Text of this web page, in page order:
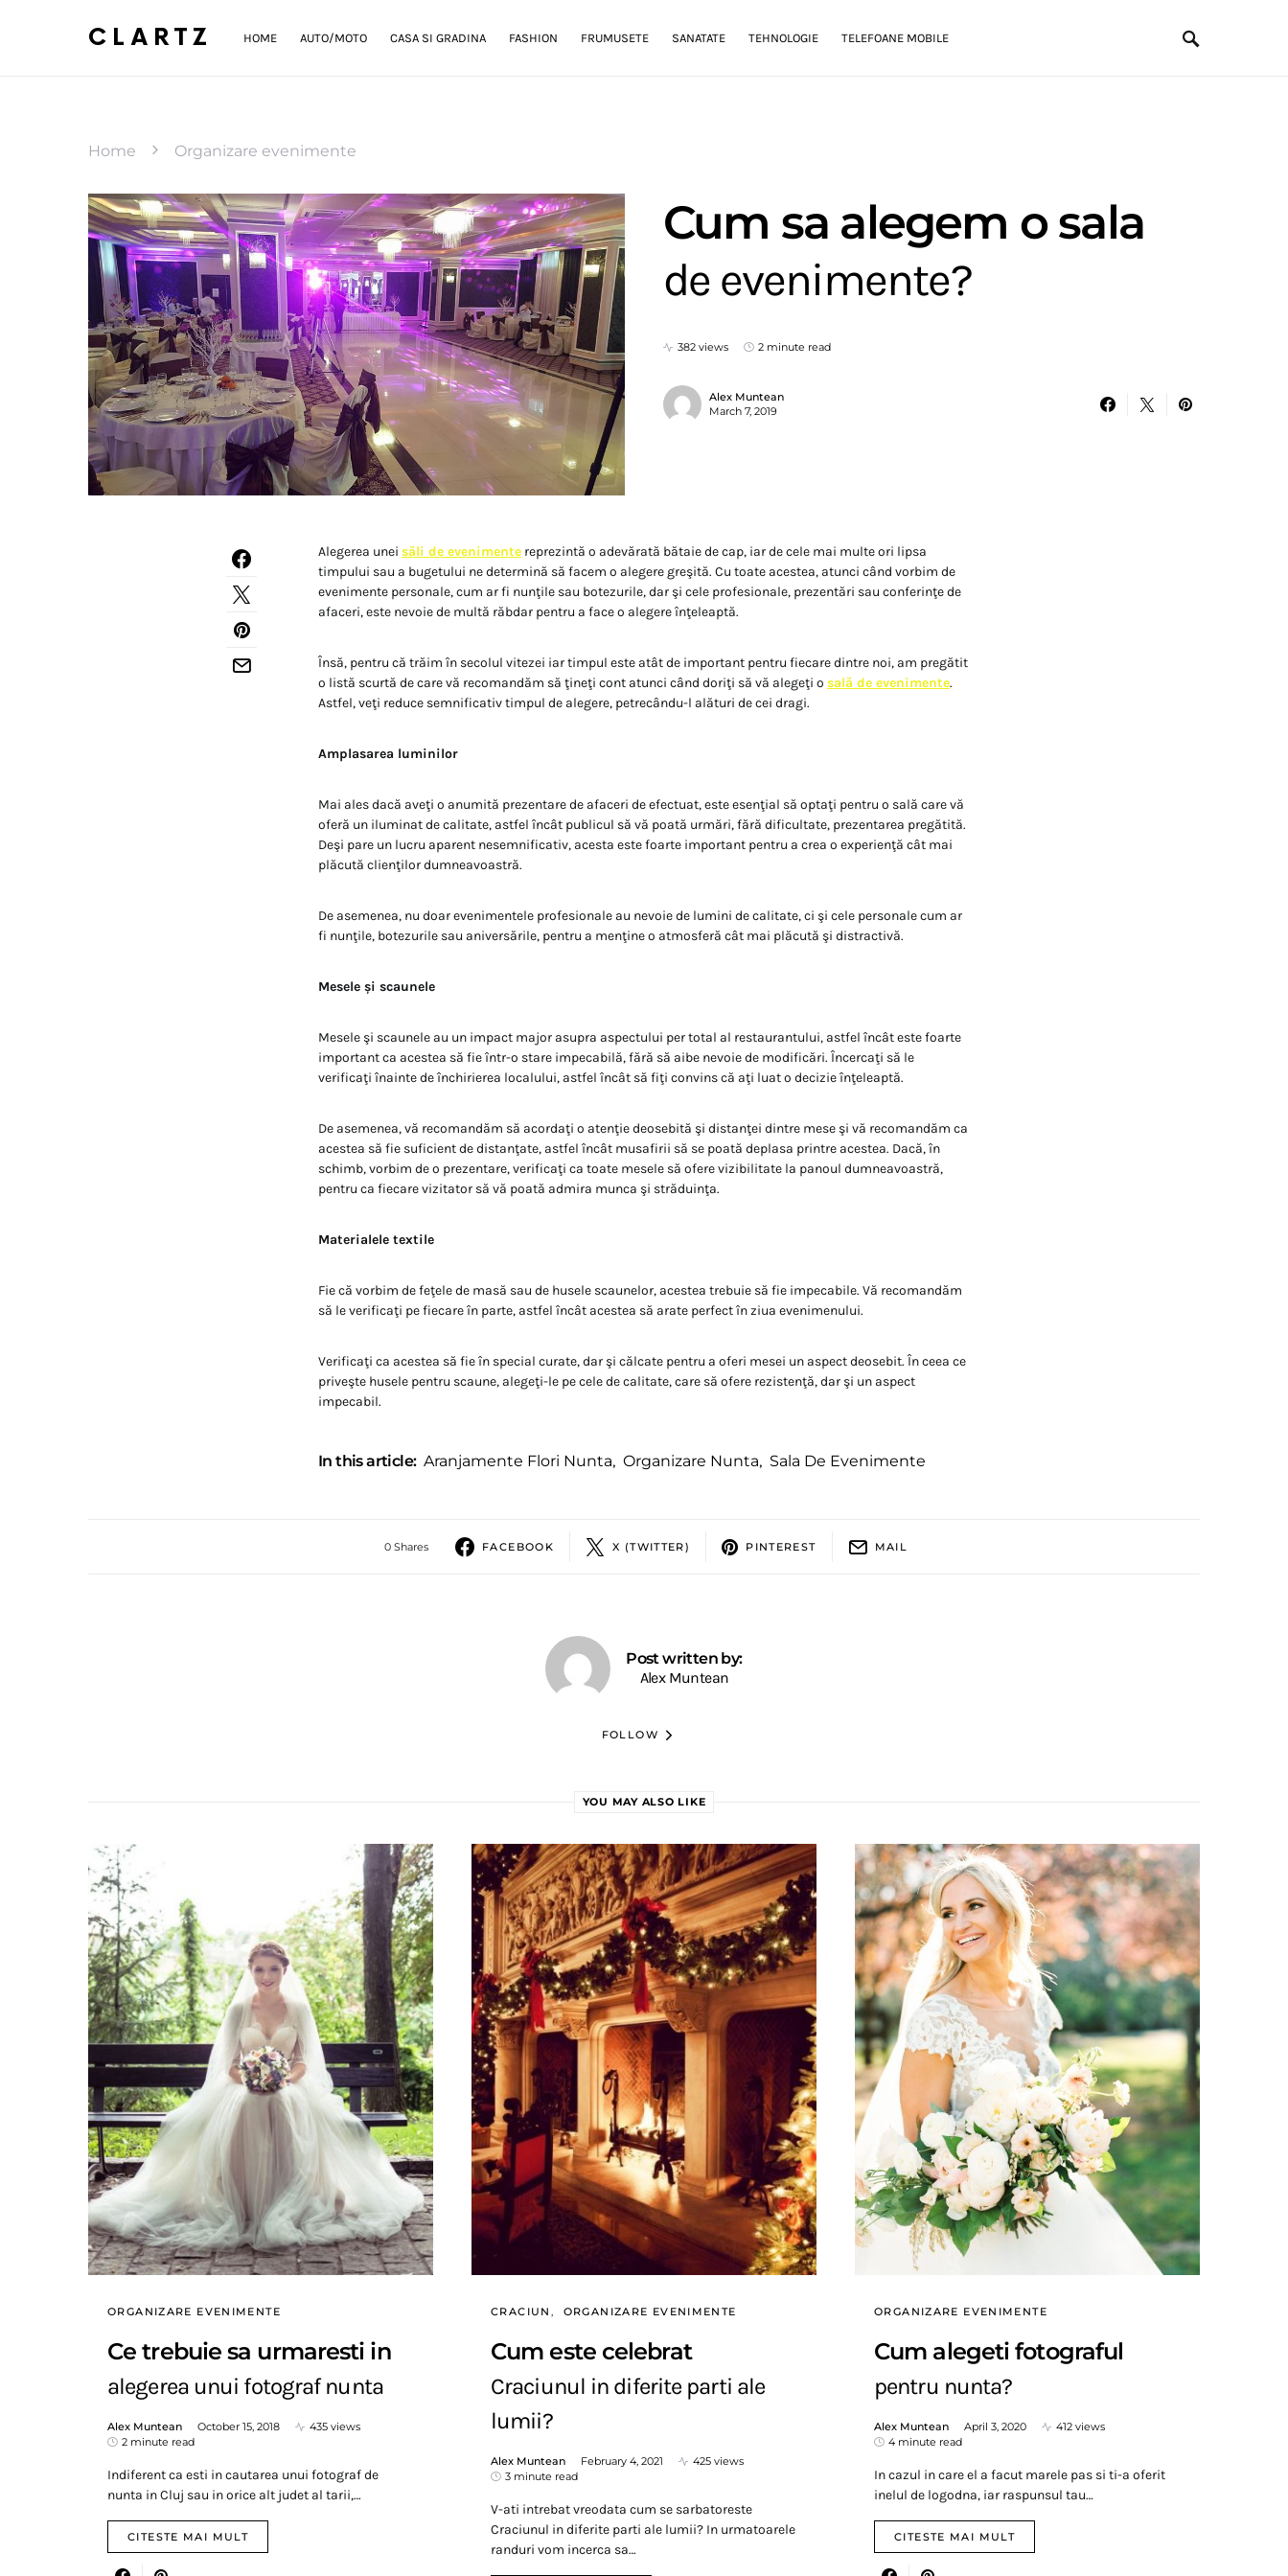
CLARTZ HOME AUTO/MOTO CASA SI GRADINA FASHION FRUMUSETE SANATATE TEHNOLOGIE TELEFOANE MOBILE
Home Organizare evenimente
Cum sa alegem o sala
de evenimente?
382 views 2 minute read
Alex Muntean
March 7, 2019
Alegerea unei săli de evenimente reprezintă o adevărată bătaie de cap, iar de cele mai multe ori lipsa
timpului sau a bugetului ne determină să facem o alegere greşită. Cu toate acestea, atunci când vorbim de
evenimente personale, cum ar fi nunţile sau botezurile, dar şi cele profesionale, prezentări sau conferinţe de
afaceri, este nevoie de multă răbdar pentru a face o alegere înţeleaptă.
Însă, pentru că trăim în secolul vitezei iar timpul este atât de important pentru fiecare dintre noi, am pregătit
o listă scurtă de care vă recomandăm să ţineţi cont atunci când doriţi să vă alegeţi o sală de evenimente.
Astfel, veţi reduce semnificativ timpul de alegere, petrecându-l alături de cei dragi.
Amplasarea luminilor
Mai ales dacă aveţi o anumită prezentare de afaceri de efectuat, este esenţial să optaţi pentru o sală care vă
oferă un iluminat de calitate, astfel încât publicul să vă poată urmări, fără dificultate, prezentarea pregătită.
Deşi pare un lucru aparent nesemnificativ, acesta este foarte important pentru a crea o experienţă cât mai
plăcută clienţilor dumneavoastră.
De asemenea, nu doar evenimentele profesionale au nevoie de lumini de calitate, ci şi cele personale cum ar
fi nunţile, botezurile sau aniversările, pentru a menţine o atmosferă cât mai plăcută şi distractivă.
Mesele și scaunele
Mesele şi scaunele au un impact major asupra aspectului per total al restaurantului, astfel încât este foarte
important ca acestea să fie într-o stare impecabilă, fără să aibe nevoie de modificări. Încercaţi să le
verificaţi înainte de închirierea localului, astfel încât să fiţi convins că aţi luat o decizie înţeleaptă.
De asemenea, vă recomandăm să acordaţi o atenţie deosebită şi distanţei dintre mese şi vă recomandăm ca
acestea să fie suficient de distanţate, astfel încât musafirii să se poată deplasa printre acestea. Dacă, în
schimb, vorbim de o prezentare, verificaţi ca toate mesele să ofere vizibilitate la panoul dumneavoastră,
pentru ca fiecare vizitator să vă poată admira munca şi străduinţa.
Materialele textile
Fie că vorbim de feţele de masă sau de husele scaunelor, acestea trebuie să fie impecabile. Vă recomandăm
să le verificaţi pe fiecare în parte, astfel încât acestea să arate perfect în ziua evenimenului.
Verificaţi ca acestea să fie în special curate, dar şi călcate pentru a oferi mesei un aspect deosebit. În ceea ce
priveşte husele pentru scaune, alegeţi-le pe cele de calitate, care să ofere rezistenţă, dar şi un aspect
impecabil.
In this article: Aranjamente Flori Nunta, Organizare Nunta, Sala De Evenimente
0 Shares FACEBOOK X (TWITTER) PINTEREST MAIL
Post written by:
Alex Muntean
FOLLOW
YOU MAY ALSO LIKE
ORGANIZARE EVENIMENTE
Ce trebuie sa urmaresti in
alegerea unui fotograf nunta
Alex Muntean October 15, 2018
435 views
2 minute read
Indiferent ca esti in cautarea unui fotograf de
nunta in Cluj sau in orice alt judet al tarii,…
CITESTE MAI MULT
CRACIUN ORGANIZARE EVENIMENTE
Cum este celebrat
Craciunul in diferite parti ale
lumii?
Alex Muntean February 4, 2021
425 views
3 minute read
V-ati intrebat vreodata cum se sarbatoreste
Craciunul in diferite parti ale lumii? In urmatoarele
randuri vom incerca sa…
ORGANIZARE EVENIMENTE
Cum alegeti fotograful
pentru nunta?
Alex Muntean April 3, 2020
412 views
4 minute read
In cazul in care el a facut marele pas si ti-a oferit
inelul de logodna, iar raspunsul tau…
CITESTE MAI MULT